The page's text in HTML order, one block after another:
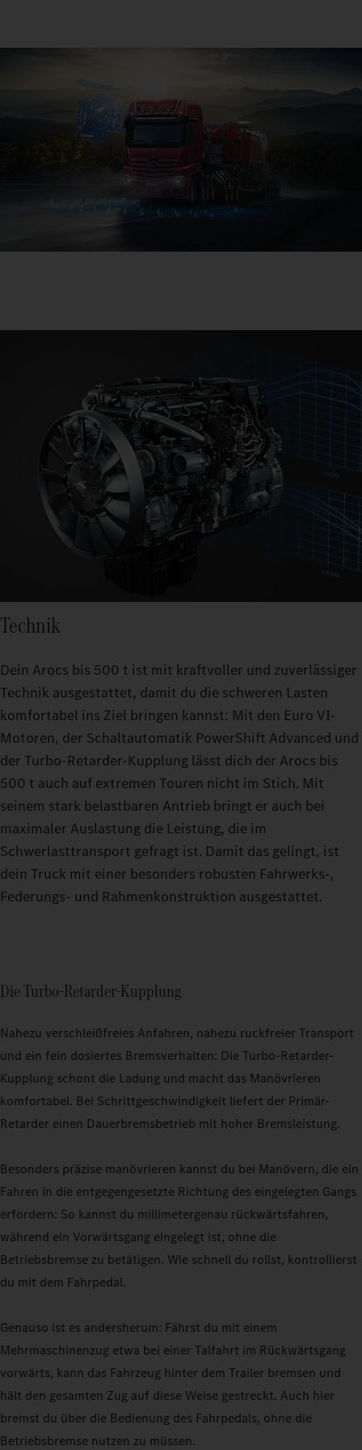
Technik
Dein Arocs bis 500 t ist mit kraftvoller und zuverlässiger
Technik ausgestattet, damit du die schweren Lasten
komfortabel ins Ziel bringen kannst: Mit den Euro VI-
Motoren, der Schaltautomatik PowerShift Advanced und
der Turbo-Retarder-Kupplung lässt dich der Arocs bis
500 t auch auf extremen Touren nicht im Stich. Mit
seinem stark belastbaren Antrieb bringt er auch bei
maximaler Auslastung die Leistung, die im
Schwerlasttransport gefragt ist. Damit das gelingt, ist
dein Truck mit einer besonders robusten Fahrwerks-,
Federungs- und Rahmenkonstruktion ausgestattet.
Die Turbo-Retarder-Kupplung
Nahezu verschleißfreies Anfahren, nahezu ruckfreier Transport
und ein fein dosiertes Bremsverhalten: Die Turbo-Retarder-
Kupplung schont die Ladung und macht das Manövrieren
komfortabel. Bei Schrittgeschwindigkeit liefert der Primär-
Retarder einen Dauerbremsbetrieb mit hoher Bremsleistung.
Besonders präzise manövrieren kannst du bei Manövern, die ein
Fahren in die entgegengesetzte Richtung des eingelegten Gangs
erfordern: So kannst du millimetergenau rückwärtsfahren,
während ein Vorwärtsgang eingelegt ist, ohne die
Betriebsbremse zu betätigen. Wie schnell du rollst, kontrollierst
du mit dem Fahrpedal.
Genauso ist es andersherum: Fährst du mit einem
Mehrmaschinenzug etwa bei einer Talfahrt im Rückwärtsgang
vorwärts, kann das Fahrzeug hinter dem Trailer bremsen und
hält den gesamten Zug auf diese Weise gestreckt. Auch hier
bremst du über die Bedienung des Fahrpedals, ohne die
Betriebsbremse nutzen zu müssen.